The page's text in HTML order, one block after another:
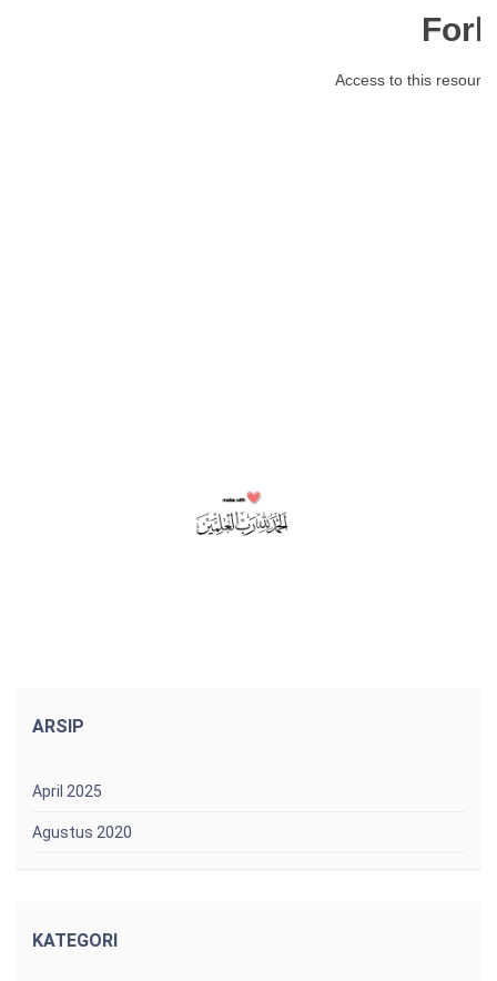
ARSIP
April 2025
Agustus 2020
KATEGORI